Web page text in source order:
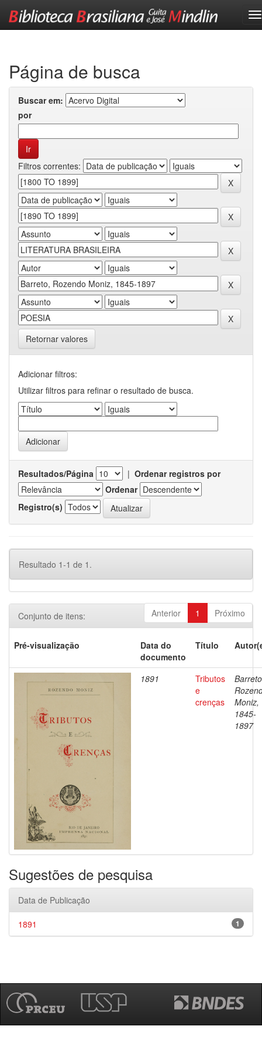
Página de busca
Buscar em:
por
Filtros correntes:
Retornar valores
Adicionar filtros:
Utilizar filtros para refinar o resultado de busca.
Resultados/Página | Ordenar registros por
Ordenar
Registro(s)
Resultado 1-1 de 1.
Anterior 1 Próximo
Conjunto de itens:
Pré-visualização
Data do
documento
Título
1891
Tributos
e
crenças
Moniz,
1845-
1897
Sugestões de pesquisa
Data de Publicação
1
1891